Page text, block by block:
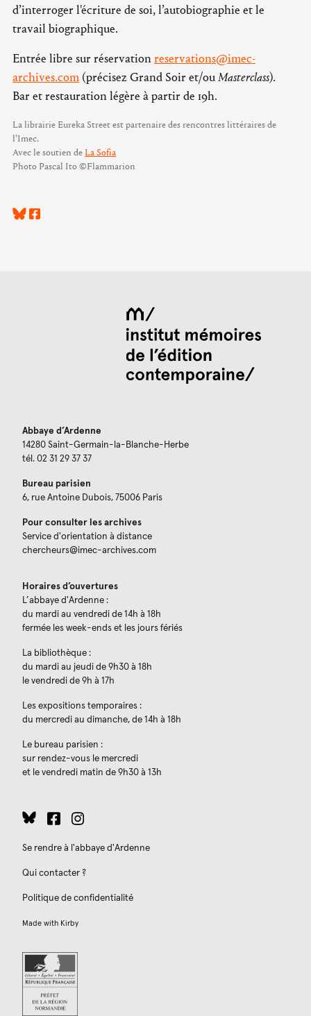
d’interroger l'écriture de soi, l’autobiographie et le
travail biographique.
Entrée libre sur réservationreservations@imec-
archives.com (précisez Grand Soir et/ouMasterclass).
Bar et restauration légère à partir de 19h.
La librairie Eureka Street est partenaire des rencontres littéraires de
l’Imec.
Avec le soutien deLa Sofia
Photo Pascal Ito ©Flammarion
Abbaye d’Ardenne
14280 Saint-Germain-la-Blanche-Herbe
tél. 02 31 29 37 37
Bureau parisien
6, rue Antoine Dubois, 75006 Paris
Pour consulter les archives
Service d'orientation à distance
chercheurs@imec-archives.com
Horaires d’ouvertures
L’abbaye d'Ardenne :
du mardi au vendredi de 14h à 18h
fermée les week-ends et les jours fériés
La bibliothèque :
du mardi au jeudi de 9h30 à 18h
le vendredi de 9h à 17h
Les expositions temporaires :
du mercredi au dimanche, de 14h à 18h
Le bureau parisien :
sur rendez-vous le mercredi
et le vendredi matin de 9h30 à 13h
Se rendre à l'abbaye d'Ardenne
Qui contacter ?
Politique de confidentialité
Made with Kirby